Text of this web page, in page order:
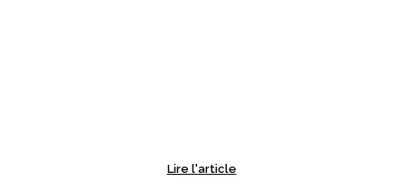
Lire l'article